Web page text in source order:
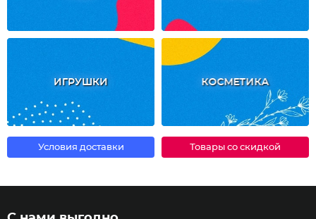
ИГРУШКИ КОСМЕТИКА
Условия доставки Товары со скидкой